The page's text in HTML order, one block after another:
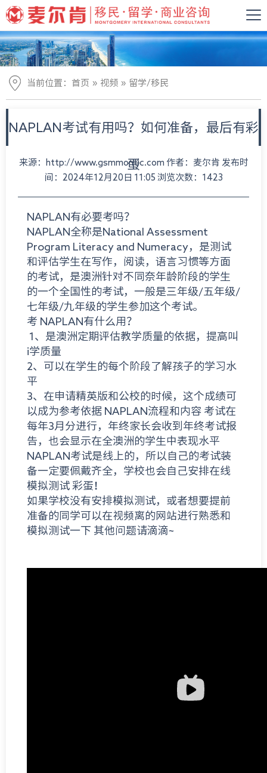
当前位置： 首页 » 视频 » 留学/移民
NAPLAN考试有用吗？如何准备，最后有彩
蛋
来源：http://www.gsmmontic.com 作者：麦尔肯 发布时
间：2024年12月20日 11:05 浏览次数：1423
NAPLAN有必要考吗？
NAPLAN全称是National Assessment
Program Literacy and Numeracy，是测试
和评估学生在写作，阅读，语言习惯等方面
的考试，是澳洲针对不同奈年龄阶段的学生
的一个全国性的考试，一般是三年级/五年级/
七年级/九年级的学生参加这个考试。
考 NAPLAN有什么用？
1、是澳洲定期评估教学质量的依据，提高叫
i学质量
2、可以在学生的每个阶段了解孩子的学习水
平
3、在申请精英版和公校的时候，这个成绩可
以成为参考依据 NAPLAN流程和内容 考试在
每年3月分进行，年终家长会收到年终考试报
告，也会显示在全澳洲的学生中表现水平
NAPLAN考试是线上的，所以自己的考试装
备一定要佩戴齐全，学校也会自己安排在线
模拟测试 彩蛋！
如果学校没有安排模拟测试，或者想要提前
准备的同学可以在视频离的网站进行熟悉和
模拟测试一下 其他问题请滴滴~